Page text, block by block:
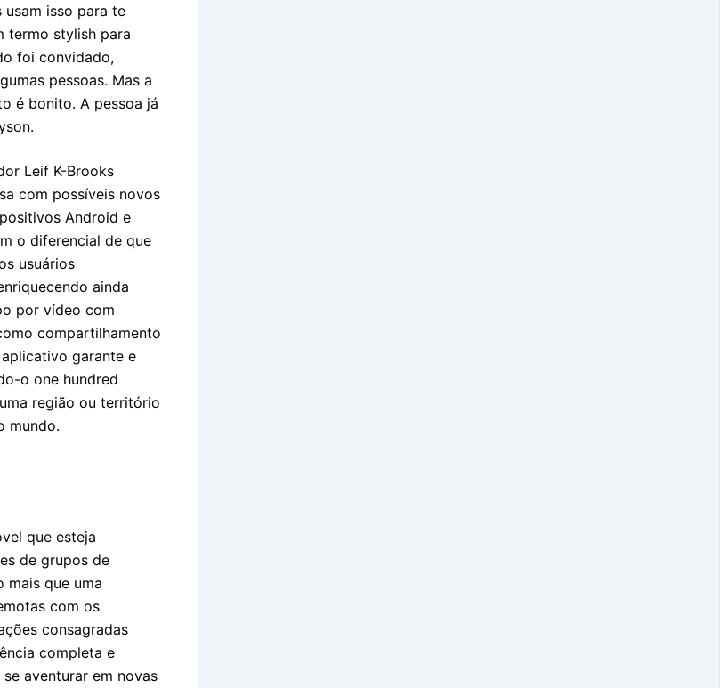
usam isso para te
termo stylish para
foi convidado,
pessoas. Mas a
é bonito. A pessoa já
Leif K-Brooks
com possíveis novos
Android e
o diferencial de que
usuários
ainda
por vídeo com
compartilhamento
garante e
o one hundred
região ou território
mundo.
que esteja
de grupos de
mais que uma
com os
consagradas
completa e
aventurar em novas